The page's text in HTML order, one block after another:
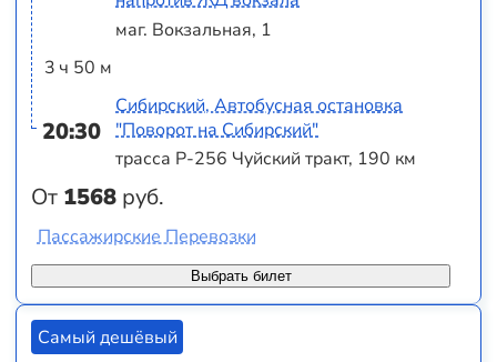
3 ч 50 м
20:30
От 1568 руб.
маг. Вокзальная, 1
Сибирский, Автобусная остановка
"Поворот на Сибирский"
трасса Р-256 Чуйский тракт, 190 км
Выбрать билет
Пассажирские Перевозки
Самый дешёвый